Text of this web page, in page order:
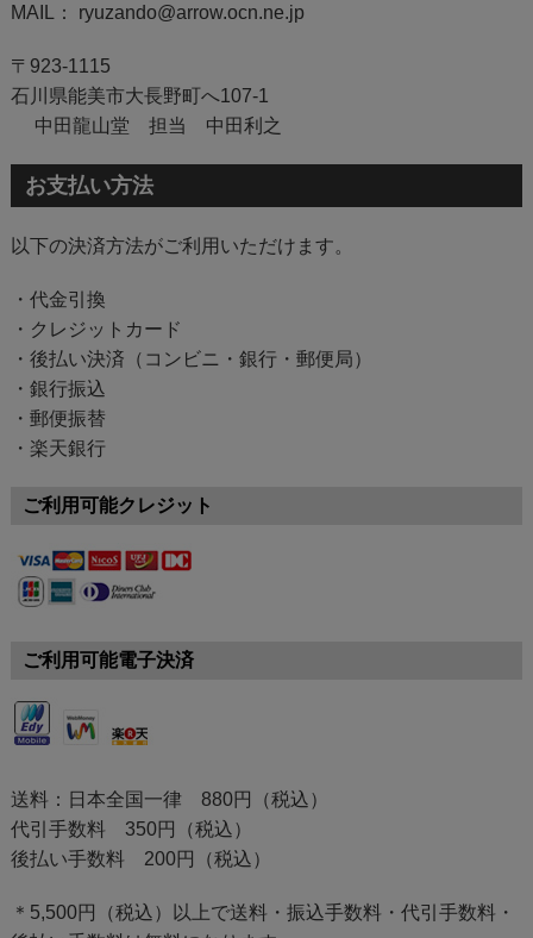
MAIL： ryuzando@arrow.ocn.ne.jp
〒923-1115
石川県能美市大長野町へ107-1
中田龍山堂 担当 中田利之
お支払い方法
以下の決済方法がご利用いただけます。
・代金引換
・クレジットカード
・後払い決済（コンビニ・銀行・郵便局）
・銀行振込
・郵便振替
・楽天銀行
ご利用可能クレジット
ご利用可能電子決済
送料：日本全国一律 880円（税込）
代引手数料 350円（税込）
後払い手数料 200円（税込）
＊5,500円（税込）以上で送料・振込手数料・代引手数料・